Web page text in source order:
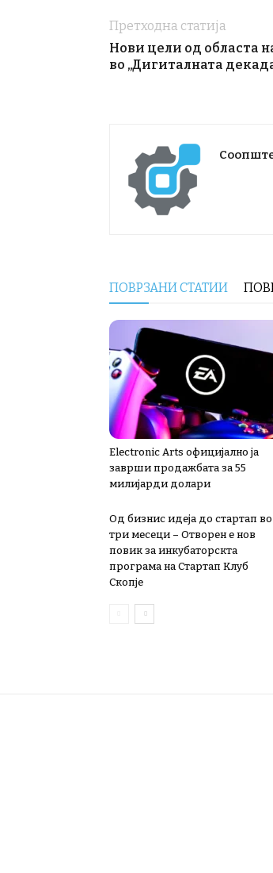
Претходна статија
Нови цели од областа
во „Дигиталната
ПОВРЗАНИ СТАТИИ
Electronic Arts официјално ја
заврши продажбата за 55
милијарди долари
Од бизнис идеја до стартап во
три месеци – Отворен е нов
повик за инкубаторскта
програма на Стартап Клуб
Скопје